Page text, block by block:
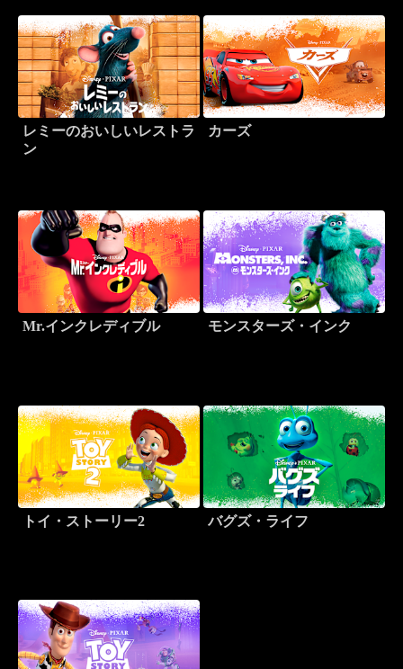
レミーのおいしいレストラ
ン
カーズ
Mr.インクレディブル モンスターズ・インク
トイ・ストーリー2 バグズ・ライフ